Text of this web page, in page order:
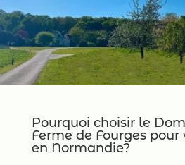
Pourquoi choisir le
Ferme de Fourges
en Normandie?